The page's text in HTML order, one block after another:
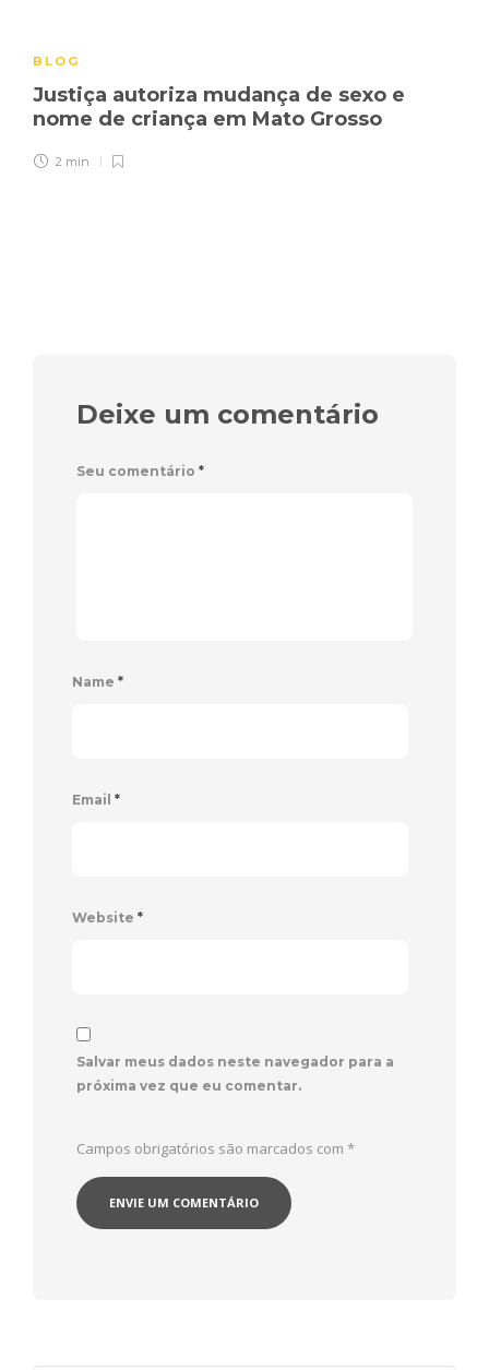
BLOG
Justiça autoriza mudança de sexo e
nome de criança em Mato Grosso
2 min
Deixe um comentário
Seu comentário *
Name *
Email *
Website *
Salvar meus dados neste navegador para a
próxima vez que eu comentar.
Campos obrigatórios são marcados com *